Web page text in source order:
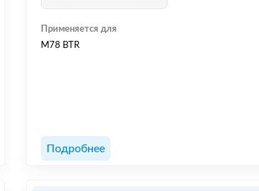
Применяется для
M78 BTR
Подробнее